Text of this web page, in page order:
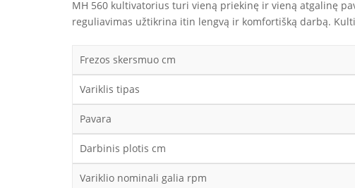
MH 560 kultivatorius turi vieną priekinę ir vieną atgalinę
reguliavimas užtikrina itin lengvą ir komfortišką darbą.
Frezos skersmuo cm
Variklis tipas
Pavara
Darbinis plotis cm
Variklio nominali galia rpm